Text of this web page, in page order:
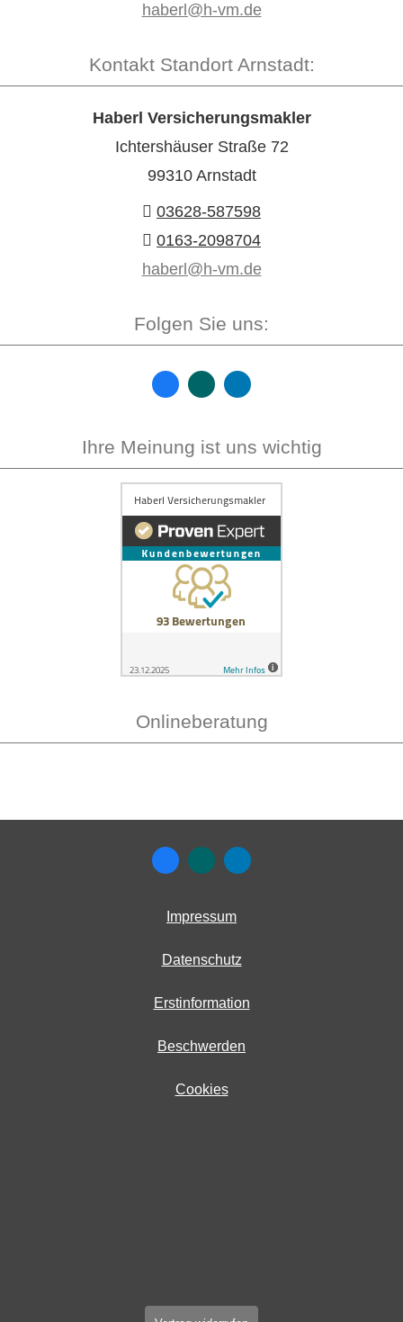
haberl@h-vm.de
Kontakt Standort Arnstadt:
Haberl Ver­sicherungs­makler
Ichtershäuser Straße 72
99310 Arnstadt
03628-587598
0163-2098704
haberl@h-vm.de
Folgen Sie uns:
Ihre Meinung ist uns wichtig
Onlineberatung
Impressum
Datenschutz
Erstinformation
Beschwerden
Cookies